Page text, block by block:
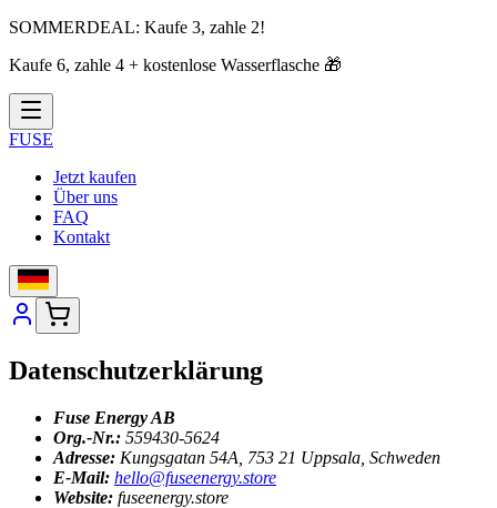
SOMMERDEAL: Kaufe 3, zahle 2!
Kaufe 6, zahle 4 + kostenlose Wasserflasche 🎁
FUSE
Jetzt kaufen
Über uns
FAQ
Kontakt
Datenschutzerklärung
Fuse Energy AB
Org.-Nr.: 559430-5624
Adresse: Kungsgatan 54A, 753 21 Uppsala, Schweden
E-Mail: hello@fuseenergy.store
Website: fuseenergy.store